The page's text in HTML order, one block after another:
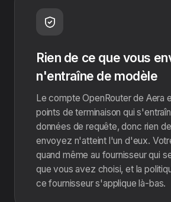
Rien de ce que vous
n'entraîne de modèle
Le compte OpenRouter de Aera
points de terminaison qui
données de requête, donc rien
envoyez n'atteint l'un d'eux.
quand même au fournisseur qui
que vous avez choisi, et la
ce fournisseur s'applique là-bas.